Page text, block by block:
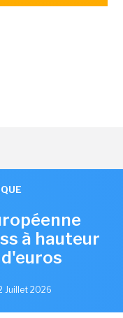
à hauteur
Juillet 2026